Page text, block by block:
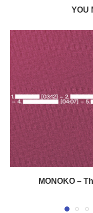
YOU
MONOKO –